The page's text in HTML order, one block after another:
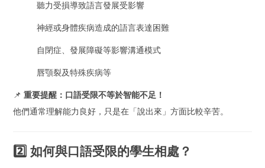
聽力受損導致語言發展受影響
神經或身體疾病造成的語言表達困難
自閉症、發展障礙等影響溝通模式
唇顎裂及特殊疾病等
📌 重要提醒：口語受限不等於智能不足！
他們通常理解能力良好，只是在「說出來」方面比較辛苦。
2️⃣ 如何與口語受限的學生相處？